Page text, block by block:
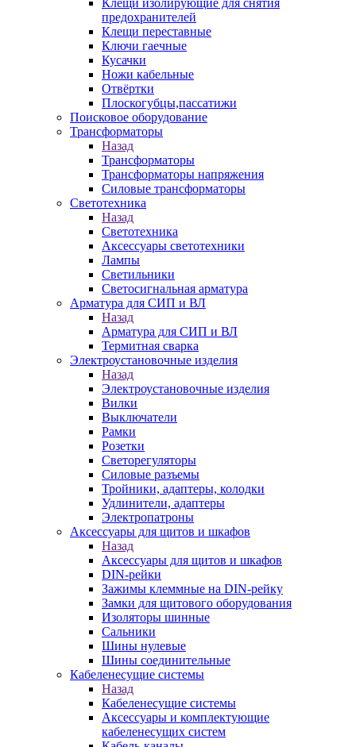
Клещи изолирующие для снятия
предохранителей
Клещи переставные
Ключи гаечные
Кусачки
Ножи кабельные
Отвёртки
Плоскогубцы,пассатижи
Поисковое оборудование
Трансформаторы
Назад
Трансформаторы
Трансформаторы напряжения
Силовые трансформаторы
Светотехника
Назад
Светотехника
Аксессуары светотехники
Лампы
Светильники
Светосигнальная арматура
Арматура для СИП и ВЛ
Назад
Арматура для СИП и ВЛ
Термитная сварка
Электроустановочные изделия
Назад
Электроустановочные изделия
Вилки
Выключатели
Рамки
Розетки
Светорегуляторы
Силовые разъемы
Тройники, адаптеры, колодки
Удлинители, адаптеры
Электропатроны
Аксессуары для щитов и шкафов
Назад
Аксессуары для щитов и шкафов
DIN-рейки
Зажимы клеммные на DIN-рейку
Замки для щитового оборудования
Изоляторы шинные
Сальники
Шины нулевые
Шины соединительные
Кабеленесущие системы
Назад
Кабеленесущие системы
Аксессуары и комплектующие
кабеленесущих систем